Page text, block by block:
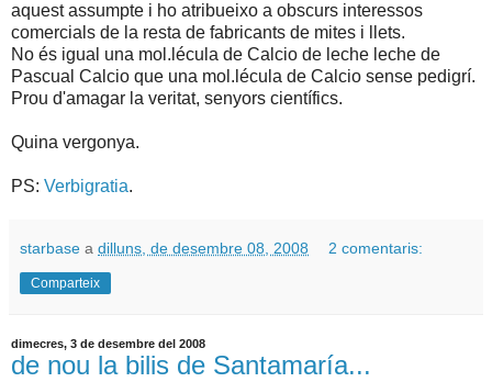
aquest assumpte i ho atribueixo a obscurs interessos
comercials de la resta de fabricants de mites i llets.
No és igual una mol.lécula de Calcio de leche leche de
Pascual Calcio que una mol.lécula de Calcio sense pedigrí.
Prou d'amagar la veritat, senyors científics.
Quina vergonya.
PS: Verbigratia.
starbase a dilluns, de desembre 08, 2008 2 comentaris:
Comparteix
dimecres, 3 de desembre del 2008
de nou la bilis de Santamaría...